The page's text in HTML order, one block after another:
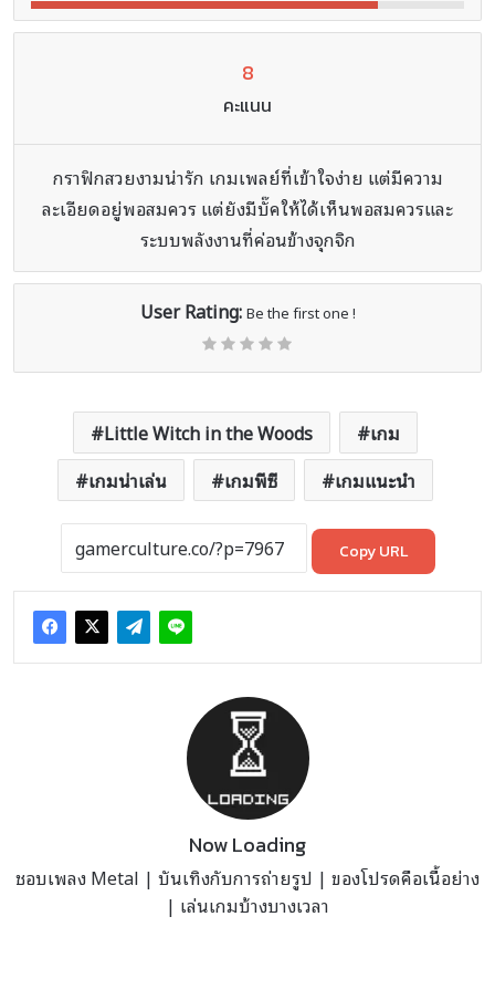
8
คะแนน
กราฟิกสวยงามน่ารัก เกมเพลย์ที่เข้าใจง่าย แต่มีความ
ละเอียดอยู่พอสมควร แต่ยังมีบั๊คให้ได้เห็นพอสมควรและ
ระบบพลังงานที่ค่อนข้างจุกจิก
User Rating: Be the first one !
Little Witch in the Woods
เกม
เกมน่าเล่น
เกมพีซี เกมแนะนำ
Copy URL
Now Loading
ชอบเพลง Metal | บันเทิงกับการถ่ายรูป | ของโปรดคือเนื้อย่าง
| เล่นเกมบ้างบางเวลา